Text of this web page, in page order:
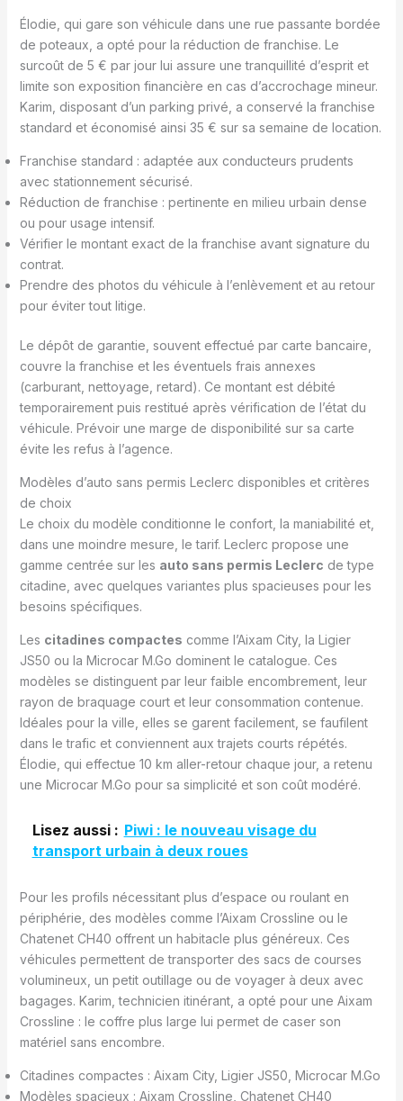
Élodie, qui gare son véhicule dans une rue passante bordée
de poteaux, a opté pour la réduction de franchise. Le
surcoût de 5 € par jour lui assure une tranquillité d’esprit et
limite son exposition financière en cas d’accrochage mineur.
Karim, disposant d’un parking privé, a conservé la franchise
standard et économisé ainsi 35 € sur sa semaine de location.
Franchise standard : adaptée aux conducteurs prudents
avec stationnement sécurisé.
Réduction de franchise : pertinente en milieu urbain dense
ou pour usage intensif.
Vérifier le montant exact de la franchise avant signature du
contrat.
Prendre des photos du véhicule à l’enlèvement et au retour
pour éviter tout litige.
Le dépôt de garantie, souvent effectué par carte bancaire,
couvre la franchise et les éventuels frais annexes
(carburant, nettoyage, retard). Ce montant est débité
temporairement puis restitué après vérification de l’état du
véhicule. Prévoir une marge de disponibilité sur sa carte
évite les refus à l’agence.
Modèles d’auto sans permis Leclerc disponibles et critères
de choix
Le choix du modèle conditionne le confort, la maniabilité et,
dans une moindre mesure, le tarif. Leclerc propose une
gamme centrée sur les auto sans permis Leclerc de type
citadine, avec quelques variantes plus spacieuses pour les
besoins spécifiques.
Les citadines compactes comme l’Aixam City, la Ligier
JS50 ou la Microcar M.Go dominent le catalogue. Ces
modèles se distinguent par leur faible encombrement, leur
rayon de braquage court et leur consommation contenue.
Idéales pour la ville, elles se garent facilement, se faufilent
dans le trafic et conviennent aux trajets courts répétés.
Élodie, qui effectue 10 km aller-retour chaque jour, a retenu
une Microcar M.Go pour sa simplicité et son coût modéré.
Lisez aussi : Piwi : le nouveau visage du
transport urbain à deux roues
Pour les profils nécessitant plus d’espace ou roulant en
périphérie, des modèles comme l’Aixam Crossline ou le
Chatenet CH40 offrent un habitacle plus généreux. Ces
véhicules permettent de transporter des sacs de courses
volumineux, un petit outillage ou de voyager à deux avec
bagages. Karim, technicien itinérant, a opté pour une Aixam
Crossline : le coffre plus large lui permet de caser son
matériel sans encombre.
Citadines compactes : Aixam City, Ligier JS50, Microcar M.Go
Modèles spacieux : Aixam Crossline, Chatenet CH40